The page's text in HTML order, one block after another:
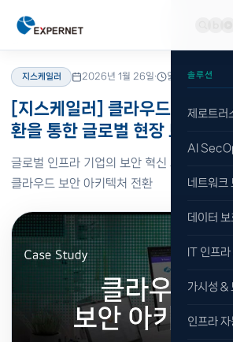
솔루션
제로트러
AI
네트워크
데이터
IT 인프
가시성 &
인프라
지스케일러 2026년 1월 26일· 읽기 1분
[지스케일러] 클라우드 기반 보
환을 통한 글로벌 현장 보안 혁신
글로벌 인프라 기업의 보안 혁신 사례: 지스
클라우드 보안 아키텍처 전환